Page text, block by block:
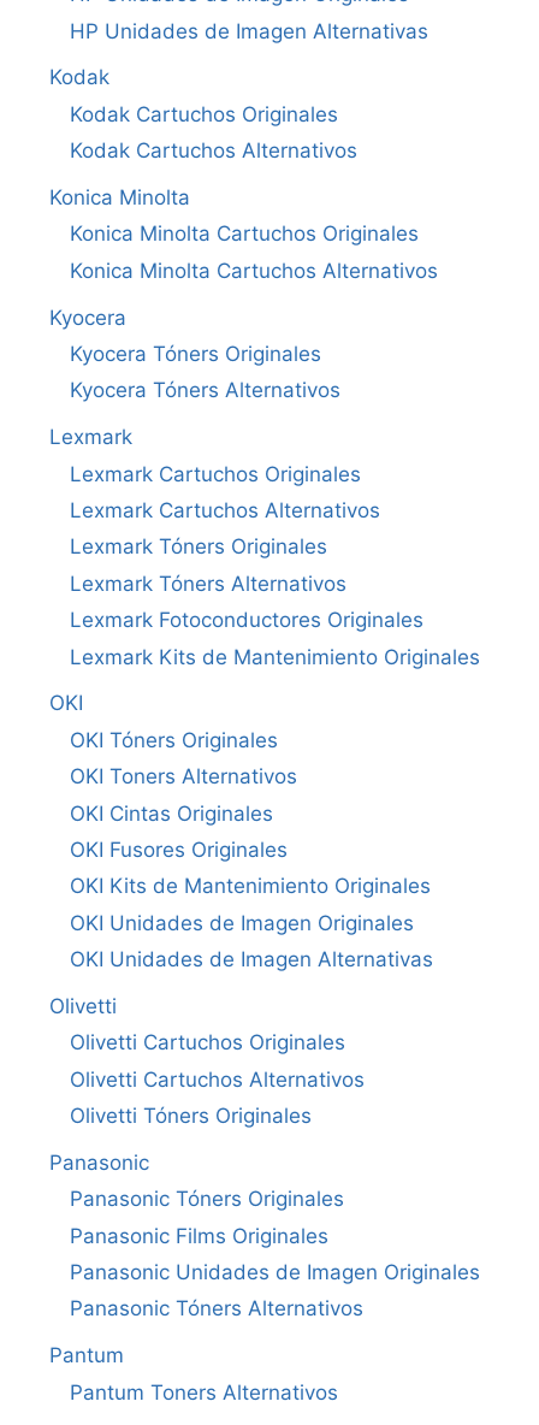
HP Unidades de Imagen Alternativas
Kodak
Kodak Cartuchos Originales
Kodak Cartuchos Alternativos
Konica Minolta
Konica Minolta Cartuchos Originales
Konica Minolta Cartuchos Alternativos
Kyocera
Kyocera Tóners Originales
Kyocera Tóners Alternativos
Lexmark
Lexmark Cartuchos Originales
Lexmark Cartuchos Alternativos
Lexmark Tóners Originales
Lexmark Tóners Alternativos
Lexmark Fotoconductores Originales
Lexmark Kits de Mantenimiento Originales
OKI
OKI Tóners Originales
OKI Toners Alternativos
OKI Cintas Originales
OKI Fusores Originales
OKI Kits de Mantenimiento Originales
OKI Unidades de Imagen Originales
OKI Unidades de Imagen Alternativas
Olivetti
Olivetti Cartuchos Originales
Olivetti Cartuchos Alternativos
Olivetti Tóners Originales
Panasonic
Panasonic Tóners Originales
Panasonic Films Originales
Panasonic Unidades de Imagen Originales
Panasonic Tóners Alternativos
Pantum
Pantum Toners Alternativos